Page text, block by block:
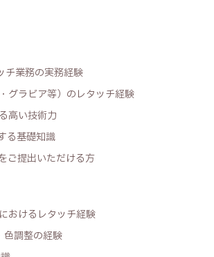
チ業務の実務経験
グラビア等）のレタッチ経験
高い技術力
る基礎知識
ご提出いただける方
おけるレタッチ経験
色調整の経験